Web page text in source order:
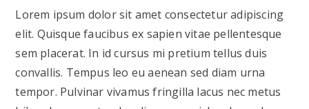
Lorem ipsum dolor sit amet consectetur adipiscing
elit. Quisque faucibus ex sapien vitae pellentesque
sem placerat. In id cursus mi pretium tellus duis
convallis. Tempus leo eu aenean sed diam urna
tempor. Pulvinar vivamus fringilla lacus nec metus